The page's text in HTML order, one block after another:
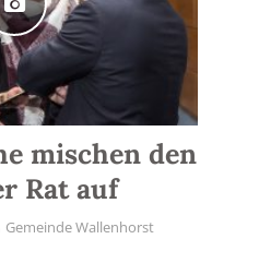
mischen den
Rat auf
Gemeinde Wallenhorst